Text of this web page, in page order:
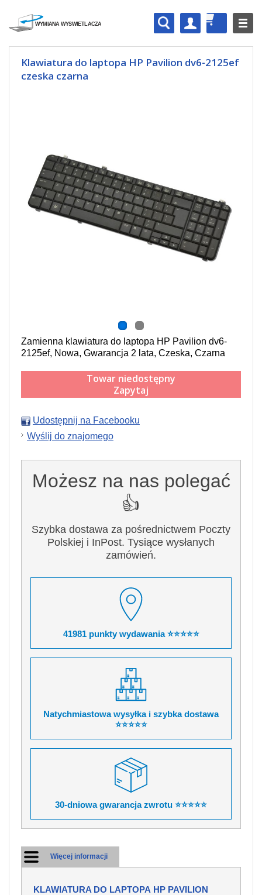
Klawiatura do laptopa HP Pavilion dv6-2125ef
czeska czarna
Zamienna klawiatura do laptopa HP Pavilion dv6-
2125ef, Nowa, Gwarancja 2 lata, Czeska, Czarna
Towar niedostępny
Zapytaj
Udostępnij na Facebooku
Wyślij do znajomego
Możesz na nas polegać
👍
Szybka dostawa za pośrednictwem Poczty
Polskiej i InPost. Tysiące wysłanych
zamówień.
41981 punkty wydawania ⭐⭐⭐⭐⭐
Natychmiastowa wysyłka i szybka dostawa
⭐⭐⭐⭐⭐
30-dniowa gwarancja zwrotu ⭐⭐⭐⭐⭐
Więcej informacji
KLAWIATURA DO LAPTOPA HP PAVILION